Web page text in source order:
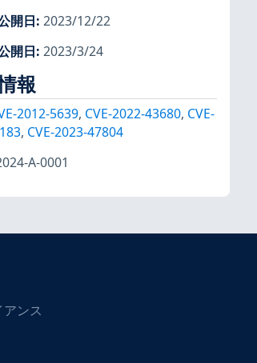
開日: 2023/12/22
開日: 2023/3/24
報
2012-5639, CVE-2022-43680, CVE-
, CVE-2023-47804
A-0001
ンス